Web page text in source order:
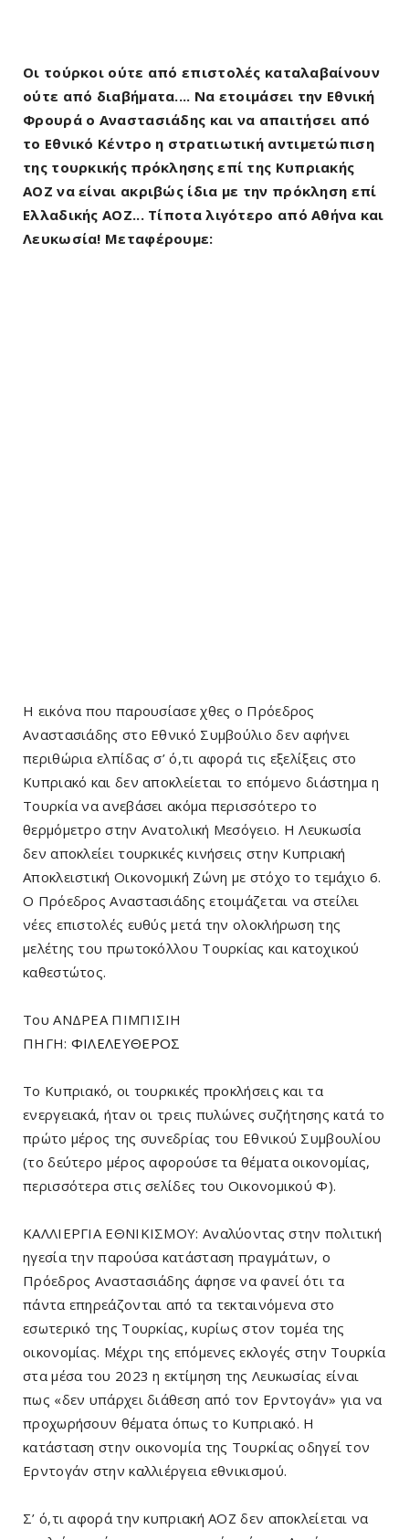
Οι τούρκοι ούτε από επιστολές καταλαβαίνουν
ούτε από διαβήματα.... Να ετοιμάσει την Εθνική
Φρουρά ο Αναστασιάδης και να απαιτήσει από
το Εθνικό Κέντρο η στρατιωτική αντιμετώπιση
της τουρκικής πρόκλησης επί της Κυπριακής
ΑΟΖ να είναι ακριβώς ίδια με την πρόκληση επί
Ελλαδικής ΑΟΖ... Τίποτα λιγότερο από Αθήνα και
Λευκωσία! Μεταφέρουμε:
Η εικόνα που παρουσίασε χθες ο Πρόεδρος
Αναστασιάδης στο Εθνικό Συμβούλιο δεν αφήνει
περιθώρια ελπίδας σ’ ό,τι αφορά τις εξελίξεις στο
Κυπριακό και δεν αποκλείεται το επόμενο διάστημα η
Τουρκία να ανεβάσει ακόμα περισσότερο το
θερμόμετρο στην Ανατολική Μεσόγειο. Η Λευκωσία
δεν αποκλείει τουρκικές κινήσεις στην Κυπριακή
Αποκλειστική Οικονομική Ζώνη με στόχο το τεμάχιο 6.
Ο Πρόεδρος Αναστασιάδης ετοιμάζεται να στείλει
νέες επιστολές ευθύς μετά την ολοκλήρωση της
μελέτης του πρωτοκόλλου Τουρκίας και κατοχικού
καθεστώτος.
Του ΑΝΔΡΕΑ ΠΙΜΠΙΣΙΗ
ΠΗΓΗ: ΦΙΛΕΛΕΥΘΕΡΟΣ
Το Κυπριακό, οι τουρκικές προκλήσεις και τα
ενεργειακά, ήταν οι τρεις πυλώνες συζήτησης κατά το
πρώτο μέρος της συνεδρίας του Εθνικού Συμβουλίου
(το δεύτερο μέρος αφορούσε τα θέματα οικονομίας,
περισσότερα στις σελίδες του Οικονομικού Φ).
ΚΑΛΛΙΕΡΓΙΑ ΕΘΝΙΚΙΣΜΟΥ: Αναλύοντας στην πολιτική
ηγεσία την παρούσα κατάσταση πραγμάτων, ο
Πρόεδρος Αναστασιάδης άφησε να φανεί ότι τα
πάντα επηρεάζονται από τα τεκταινόμενα στο
εσωτερικό της Τουρκίας, κυρίως στον τομέα της
οικονομίας. Μέχρι της επόμενες εκλογές στην Τουρκία
στα μέσα του 2023 η εκτίμηση της Λευκωσίας είναι
πως «δεν υπάρχει διάθεση από τον Ερντογάν» για να
προχωρήσουν θέματα όπως το Κυπριακό. Η
κατάσταση στην οικονομία της Τουρκίας οδηγεί τον
Ερντογάν στην καλλιέργεια εθνικισμού.
Σ’ ό,τι αφορά την κυπριακή ΑΟΖ δεν αποκλείεται να